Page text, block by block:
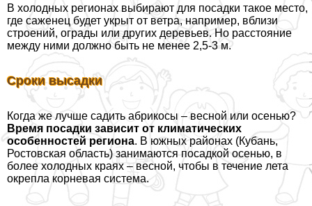
В холодных регионах выбирают для посадки такое место,
где саженец будет укрыт от ветра, например, вблизи
строений, ограды или других деревьев. Но расстояние
между ними должно быть не менее 2,5-3 м.
Сроки высадки
Когда же лучше садить абрикосы – весной или осенью?
Время посадки зависит от климатических
особенностей региона. В южных районах (Кубань,
Ростовская область) занимаются посадкой осенью, в
более холодных краях – весной, чтобы в течение лета
окрепла корневая система.